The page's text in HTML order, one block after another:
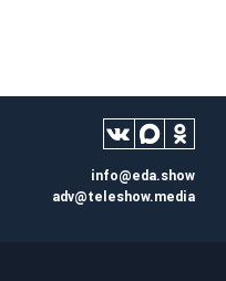
info@eda.show
adv@teleshow.media